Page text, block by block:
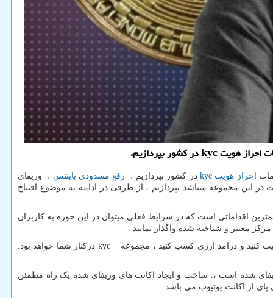
احراز هویتkyc در کشور بپردازیم ، رفع مسدودی بایننس ، وریفای
خدمات جامع احراز هویت و یا خدمات وریفای حساب و ... که شامل بیش از 1200 اکانت در این مجموعه میباشد بپردازیم ، از طرفی در ادامه به موضوع افتتاح
اقداماتی است که در شرایط فعلی میتوان در این حوزه به کاربران
معتبر و شناخته شده واگذار نمایید .
کنید و درامد ارزی کسب کنید ، مجموعهkyc درکنار شما خواهد بود.
شده است ،. ساخت و ایجاد اکانت های وریفای شده یک راه مطمئن
از اکانت یوتیوب می باشد.